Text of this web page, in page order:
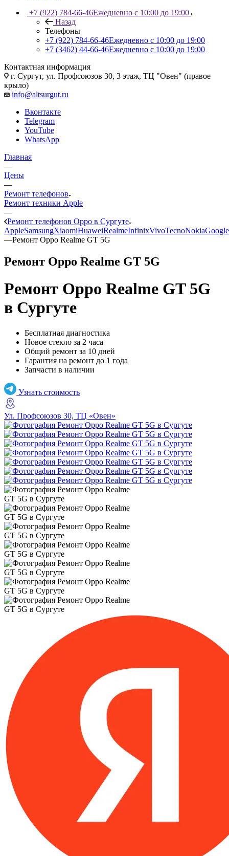
+7 (922) 784-66-46Ежедневно с 10:00 до 19:00
Назад
Телефоны
+7 (922) 784-66-46Ежедневно с 10:00 до 19:00
+7 (3462) 44-66-46Ежедневно с 10:00 до 19:00
Контактная информация
г. Сургут, ул. Профсоюзов 30, 3 этаж, ТЦ "Овен" (правое
крыло)
info@altsurgut.ru
Вконтакте
Telegram
YouTube
WhatsApp
Главная
—
Цены
—
Ремонт телефонов
Ремонт техники Apple
—
Ремонт телефонов Oppo в Сургуте
AppleSamsungXiaomiHuaweiRealmeInfinixVivoTecnoNokiaGoogle
—Ремонт Oppo Realme GT 5G
Ремонт Oppo Realme GT 5G
Ремонт Oppo Realme GT 5G
в Сургуте
Бесплатная диагностика
Новое стекло за 2 часа
Общий ремонт за 10 дней
Гарантия на ремонт до 1 года
Запчасти в наличии
Узнать стоимость
Ул. Профсоюзов 30, ТЦ «Овен»